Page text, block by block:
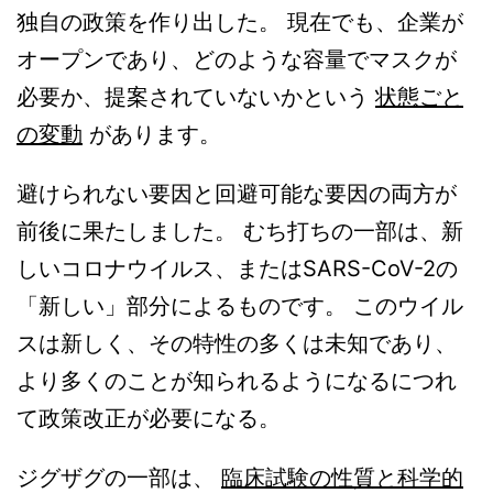
独自の政策を作り出した。 現在でも、企業が
オープンであり、どのような容量でマスクが
必要か、提案されていないかという状態ごと
の変動 があります。
避けられない要因と回避可能な要因の両方が
前後に果たしました。 むち打ちの一部は、新
しいコロナウイルス、またはSARS-CoV-2の
「新しい」部分によるものです。 このウイル
スは新しく、その特性の多くは未知であり、
より多くのことが知られるようになるにつれ
て政策改正が必要になる。
ジグザグの一部は、 臨床試験の性質と科学的